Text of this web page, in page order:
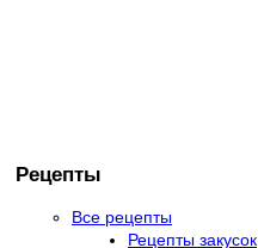
Рецепты
Все рецепты
Рецепты закусок